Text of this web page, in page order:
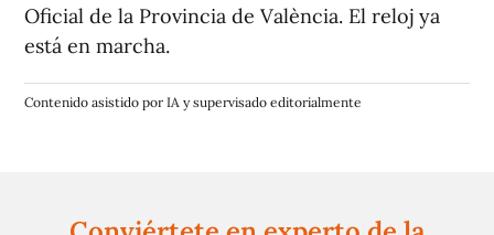
Oficial de la Provincia de València. El reloj ya
está en marcha.
Contenido asistido por IA y supervisado editorialmente